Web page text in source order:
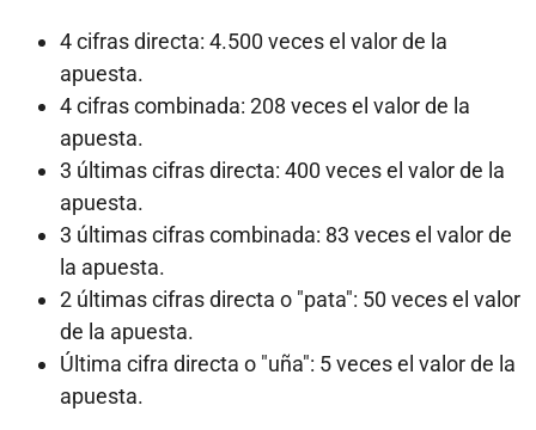
4 cifras directa: 4.500 veces el valor de la
apuesta.
4 cifras combinada: 208 veces el valor de la
apuesta.
3 últimas cifras directa: 400 veces el valor de la
apuesta.
3 últimas cifras combinada: 83 veces el valor de
la apuesta.
2 últimas cifras directa o "pata": 50 veces el valor
de la apuesta.
Última cifra directa o "uña": 5 veces el valor de la
apuesta.